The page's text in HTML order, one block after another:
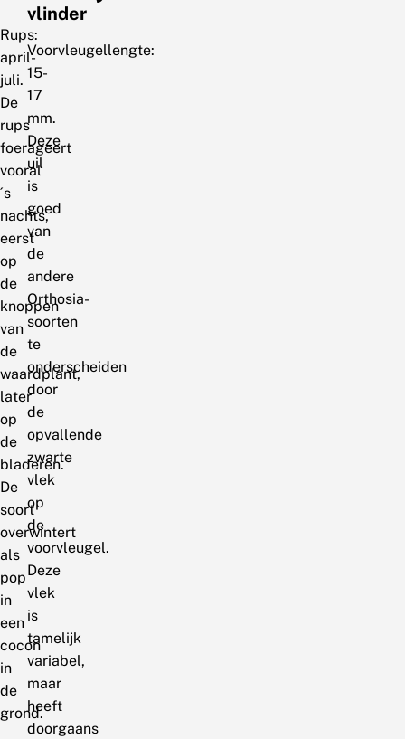
Rups:
april-
juli.
De
rups
foerageert
vooral
´s
nachts,
eerst
op
de
knoppen
van
de
waardplant,
later
op
de
bladeren.
De
soort
overwintert
als
pop
in
een
cocon
in
de
grond.
vlinder
Voorvleugellengte:
15-
17
mm.
Deze
uil
is
goed
van
de
andere
Orthosia-
soorten
te
onderscheiden
door
de
opvallende
zwarte
vlek
op
de
voorvleugel.
Deze
vlek
is
tamelijk
variabel,
maar
heeft
doorgaans